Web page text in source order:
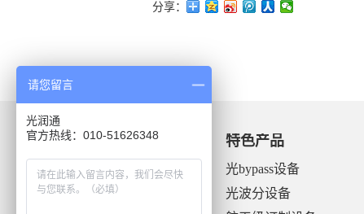
分享：
关于光润通
公司简介
文化理念
特色产品
光bypass设备
光波分设备
请您留言
光润通
官方热线：010-51626348